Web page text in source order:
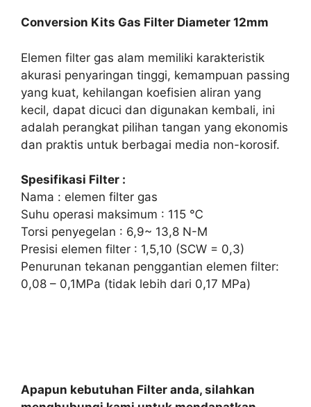
Conversion Kits Gas Filter Diameter 12mm
Elemen filter gas alam memiliki karakteristik
akurasi penyaringan tinggi, kemampuan passing
yang kuat, kehilangan koefisien aliran yang
kecil, dapat dicuci dan digunakan kembali, ini
adalah perangkat pilihan tangan yang ekonomis
dan praktis untuk berbagai media non-korosif.
Spesifikasi Filter :
Nama : elemen filter gas
Suhu operasi maksimum : 115 ℃
Torsi penyegelan : 6,9~ 13,8 N-M
Presisi elemen filter : 1,5,10 (SCW = 0,3)
Penurunan tekanan penggantian elemen filter:
0,08 – 0,1MPa (tidak lebih dari 0,17 MPa)
Apapun kebutuhan Filter anda, silahkan